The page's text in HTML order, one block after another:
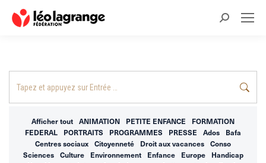
Recherche
Afficher tout ANIMATION PETITE ENFANCE
FORMATION
FEDERAL
PORTRAITS PROGRAMMES PRESSE Ados
Bafa
Centres sociaux
Citoyenneté Droit aux vacances
Conso
Sciences
Culture Environnement Enfance Europe
Handicap